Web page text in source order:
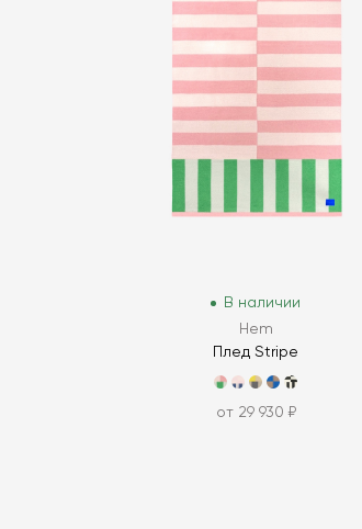
В наличии
Hem
Плед Stripe
от 29 930 ₽